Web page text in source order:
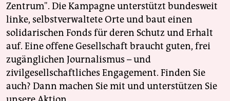
Zentrum". Die Kampagne unterstützt bundesweit
linke, selbstverwaltete Orte und baut einen
solidarischen Fonds für deren Schutz und Erhalt
auf. Eine offene Gesellschaft braucht guten, frei
zugänglichen Journalismus – und
zivilgesellschaftliches Engagement. Finden Sie
auch? Dann machen Sie mit und unterstützen Sie